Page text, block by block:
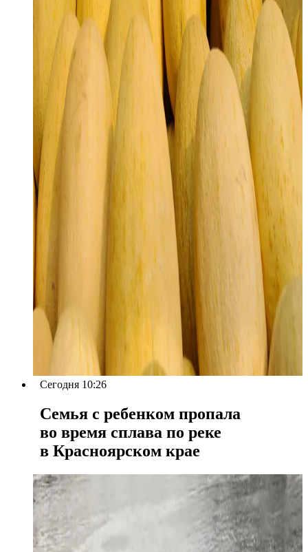
Сегодня 10:26
Семья с ребенком пропала
во время сплава по реке
в Красноярском крае